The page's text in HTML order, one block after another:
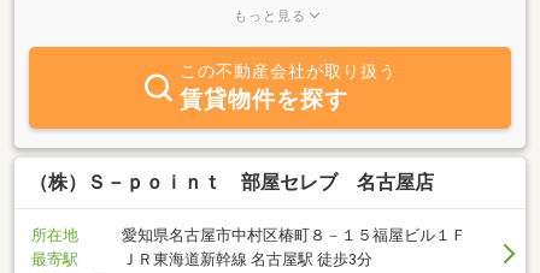
のご提案をさせていただいております。また、学生さん・新婚さ
取り揃えておりますので住まいに関しての質問がございましたら、
何でもお問い合わせください。また、敷金・礼金ゼロ物件、ペット
可物件、保証人不要物件など人気のインターネット無料物件も多数
ございますのでお気軽にご相談くださいませ。
もっと見る
この不動産会社が取り扱う
賃貸物件を探す
（株）Ｓ－ｐｏｉｎｔ 部屋セレブ 名古屋店
所在地
愛知県名古屋市中村区椿町８－１５福屋ビル１Ｆ
最寄駅
ＪＲ東海道新幹線 名古屋駅 徒歩3分